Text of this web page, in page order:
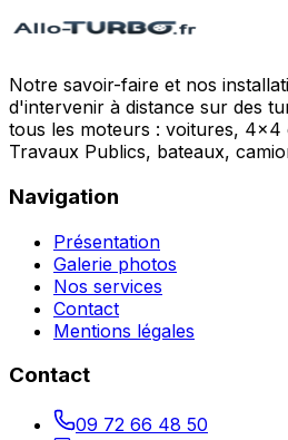
Notre savoir-faire et nos
d'intervenir à distance sur des
tous les moteurs : voitures, 4x4
Travaux Publics, bateaux,
Navigation
Présentation
Galerie photos
Nos services
Contact
Mentions légales
Contact
09 72 66 48 50